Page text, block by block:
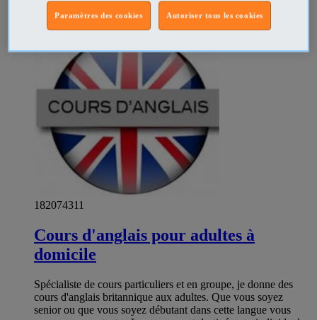
Particulier
182074311
Cours d'anglais pour adultes à
domicile
Spécialiste de cours particuliers et en groupe, je donne des
cours d'anglais britannique aux adultes. Que vous soyez
senior ou que vous soyez débutant dans cette langue vous
Autoriser tous les cookies
Paramètres des cookies